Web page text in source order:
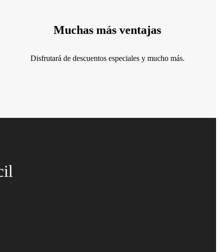
Muchas más ventajas
Disfrutará de descuentos especiales y mucho más.